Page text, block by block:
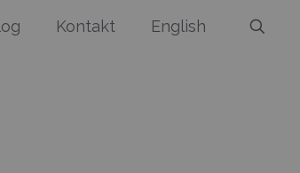
Kontakt English